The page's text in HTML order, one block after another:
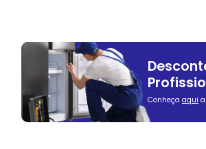
Conheça aqui